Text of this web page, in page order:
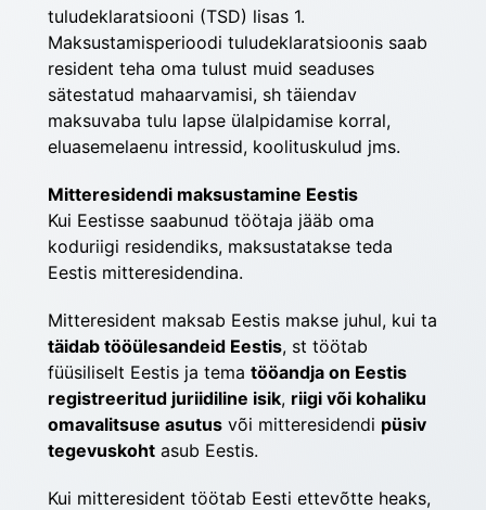
tuludeklaratsiooni (TSD) lisas 1.
Maksustamisperioodi tuludeklaratsioonis saab
resident teha oma tulust muid seaduses
sätestatud mahaarvamisi, sh täiendav
maksuvaba tulu lapse ülal­pidamise korral,
eluasemelaenu intressid, koolitus­kulud jms.
Mitteresidendi maksustamine Eestis
Kui Eestisse saabunud töötaja jääb oma
koduriigi residendiks, maksustatakse teda
Eestis mitteresidendina.
täidab tööülesandeid Eestis, st töötab
füüsiliselt Eestis ja tema tööandja on Eestis
registreeritud juriidiline isik, riigi või kohaliku
omavalitsuse asutus või mitte­residendi püsiv
tegevuskoht asub Eestis.
Kui mitteresident töötab Eesti ettevõtte heaks,